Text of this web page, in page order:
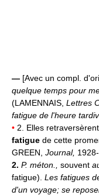
— [Avec un compl.
quelque temps pour
(LAMENNAIS, Lettres
fatigue de l'heure
• 2. Elles
fatigue de cette
GREEN, Journal,
2. P. méton., souvent
fatigue). Les fatigues
d'un voyage; se